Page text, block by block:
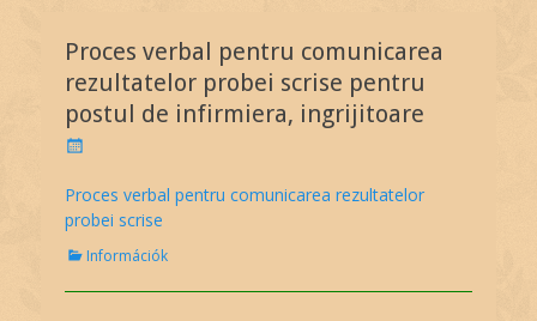
Proces verbal pentru comunicarea
rezultatelor probei scrise pentru
postul de infirmiera, ingrijitoare
P
s
e
d
n
Proces verbal pentru comunicarea rezultatelor
probei scrise
C
t
Információk